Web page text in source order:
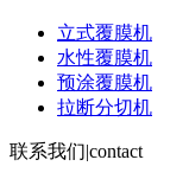
立式覆膜机
水性覆膜机
预涂覆膜机
拉断分切机
联系我们|contact